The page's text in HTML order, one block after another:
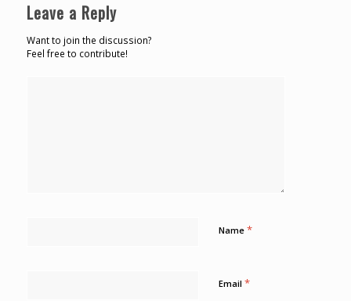
Leave a Reply
Want to join the discussion?
Feel free to contribute!
Name *
Email *